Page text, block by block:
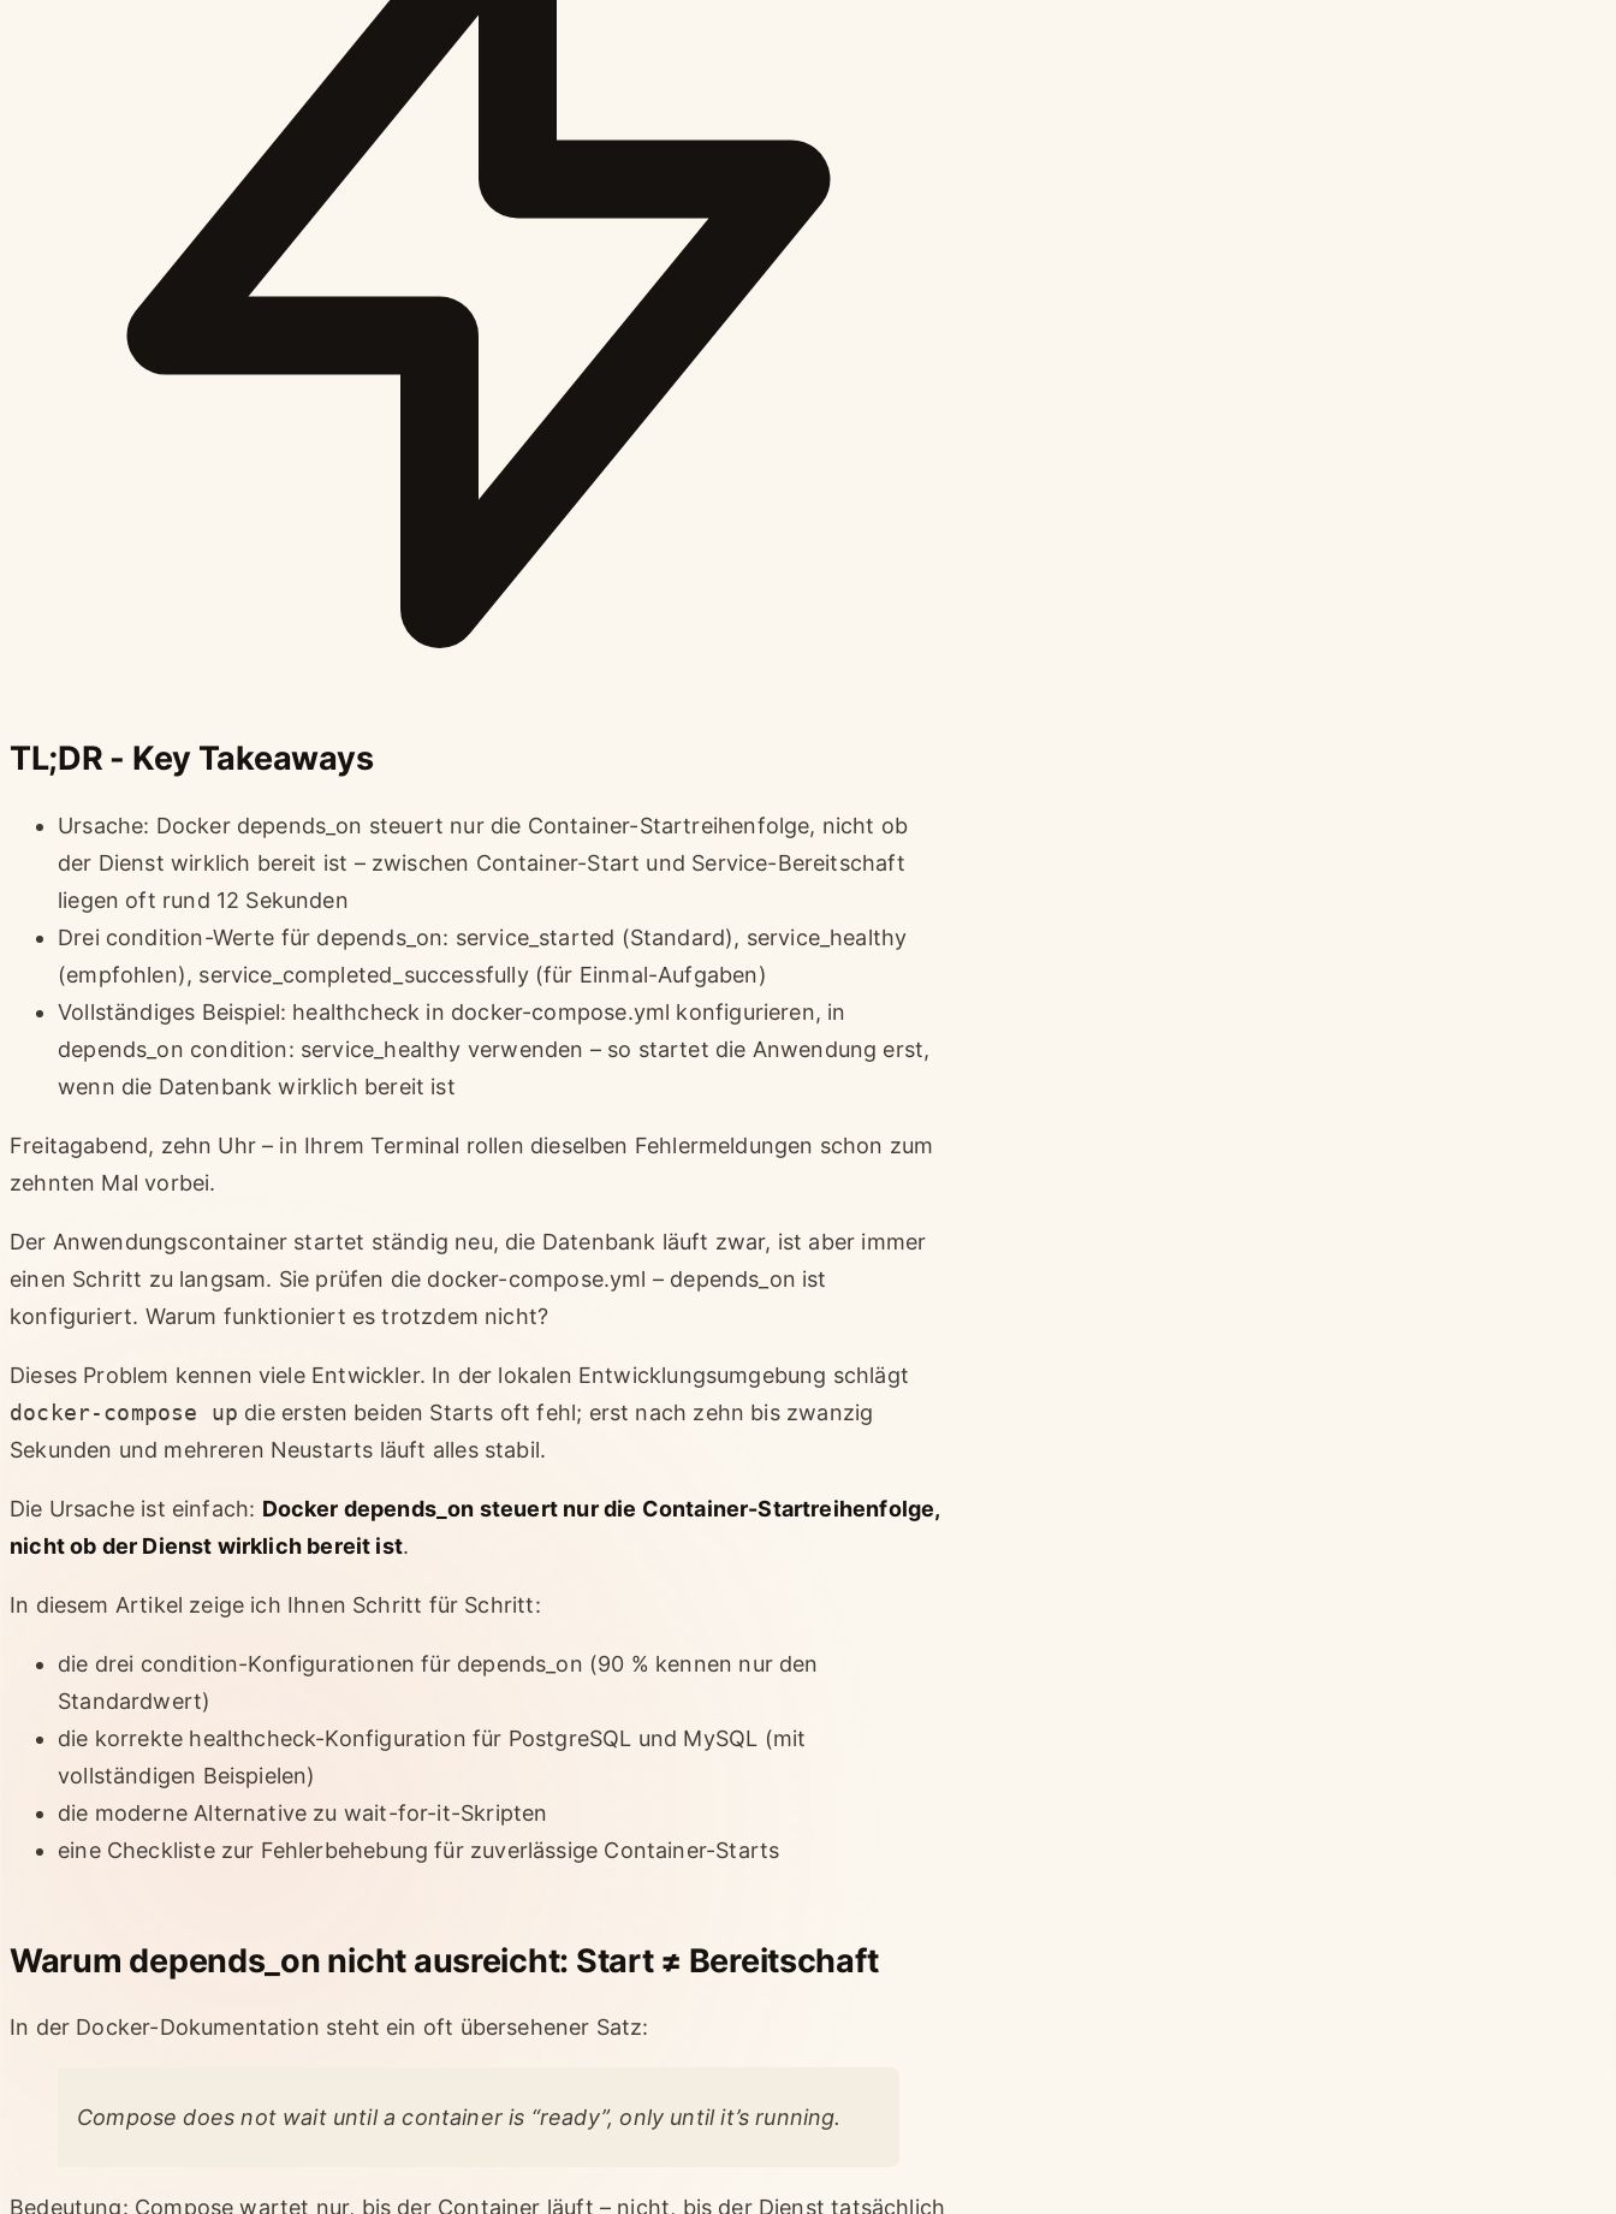
TL;DR - Key Takeaways
Ursache: Docker depends_on steuert nur die Container-Startreihenfolge, nicht ob
der Dienst wirklich bereit ist – zwischen Container-Start und Service-Bereitschaft
liegen oft rund 12 Sekunden
Drei condition-Werte für depends_on: service_started (Standard), service_healthy
(empfohlen), service_completed_successfully (für Einmal-Aufgaben)
Vollständiges Beispiel: healthcheck in docker-compose.yml konfigurieren, in
depends_on condition: service_healthy verwenden – so startet die Anwendung erst,
wenn die Datenbank wirklich bereit ist
Freitagabend, zehn Uhr – in Ihrem Terminal rollen dieselben Fehlermeldungen schon zum
zehnten Mal vorbei.
Der Anwendungscontainer startet ständig neu, die Datenbank läuft zwar, ist aber immer
einen Schritt zu langsam. Sie prüfen die docker-compose.yml – depends_on ist
konfiguriert. Warum funktioniert es trotzdem nicht?
Dieses Problem kennen viele Entwickler. In der lokalen Entwicklungsumgebung schlägt
docker-compose up die ersten beiden Starts oft fehl; erst nach zehn bis zwanzig
Sekunden und mehreren Neustarts läuft alles stabil.
Die Ursache ist einfach: Docker depends_on steuert nur die Container-Startreihenfolge,
nicht ob der Dienst wirklich bereit ist.
In diesem Artikel zeige ich Ihnen Schritt für Schritt:
die drei condition-Konfigurationen für depends_on (90 % kennen nur den
Standardwert)
die korrekte healthcheck-Konfiguration für PostgreSQL und MySQL (mit
vollständigen Beispielen)
die moderne Alternative zu wait-for-it-Skripten
eine Checkliste zur Fehlerbehebung für zuverlässige Container-Starts
Warum depends_on nicht ausreicht: Start ≠ Bereitschaft
In der Docker-Dokumentation steht ein oft übersehener Satz:
Compose does not wait until a container is “ready”, only until it’s running.
Bedeutung: Compose wartet nur, bis der Container läuft – nicht, bis der Dienst tatsächlich